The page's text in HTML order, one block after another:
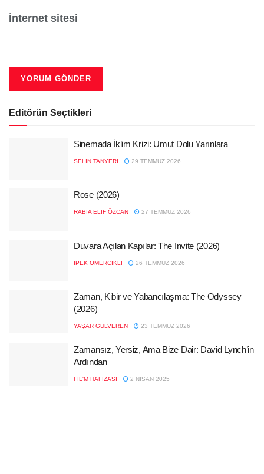
İnternet sitesi
Editörün Seçtikleri
Sinemada İklim Krizi: Umut Dolu Yarınlara
SELIN TANYERI 29 TEMMUZ 2026
Rose (2026)
RABIA ELIF ÖZCAN 27 TEMMUZ 2026
Duvara Açılan Kapılar: The Invite (2026)
İPEK ÖMERCIKLI 26 TEMMUZ 2026
Zaman, Kibir ve Yabancılaşma: The Odyssey
(2026)
YAŞAR GÜLVEREN 23 TEMMUZ 2026
Zamansız, Yersiz, Ama Bize Dair: David Lynch’in
Ardından
FIL'M HAFIZASI 2 NISAN 2025